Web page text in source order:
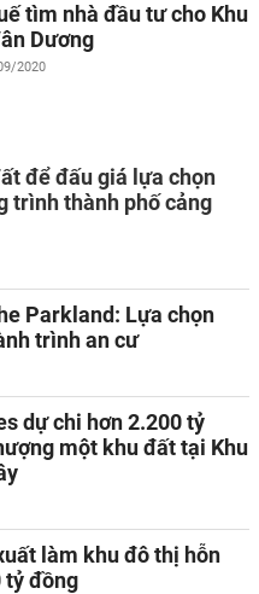
tìm nhà đầu tư cho Khu
Dương
2020
để đấu giá lựa chọn
trình thành phố cảng
Parkland: Lựa chọn
trình an cư
dự chi hơn 2.200 tỷ
một khu đất tại Khu
làm khu đô thị hỗn
tỷ đồng